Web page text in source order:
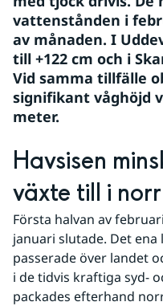
vattenstånden i
av månaden. I
till +122 cm och i
Vid samma tillfälle
signifikant våghöjd
meter.
Havsisen
växte till i norr
Första halvan av
januari slutade. Det
passerade över landet
i de tidvis kraftiga syd-
packades efterhand